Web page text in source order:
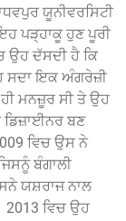
ਯੂਨੀਵਰਸਿਟੀ
ਪੜ੍ਹਾਕੂ ਹੁਣ ਪੂਰੀ
ਉਹ ਦੱਸਦੀ ਹੈ ਕਿ
ਸਦਾ ਇਕ ਅੰਗਰੇਜ਼ੀ
ਮਨਜ਼ੂਰ ਸੀ ਤੇ ਉਹ
ਬਣ
ਵਿਚ ਉਸ ਨੇ
ਬੰਗਾਲੀ
ਯਸ਼ਰਾਜ ਨਾਲ
2013 ਵਿਚ ਉਹ